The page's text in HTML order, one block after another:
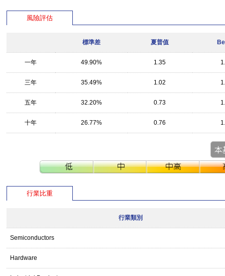
風險評估
標準差 夏普值
一年 49.90% 1.35
三年 35.49% 1.02
五年 32.20% 0.73
十年 26.77% 0.76
行業比重
行業類別
Semiconductors
Hardware